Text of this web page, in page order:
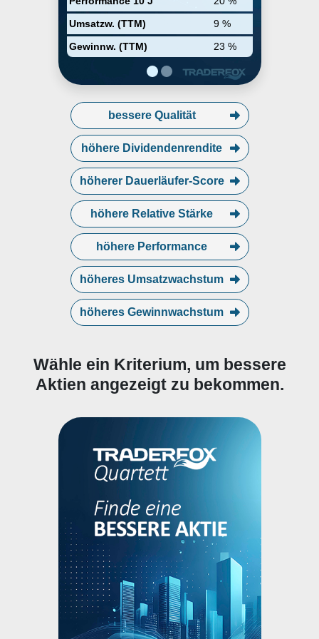
Umsatzw. (TTM)
9 %
Gewinnw. (TTM)
23 %
bessere Qualität
höhere Dividendenrendite
höherer Dauerläufer-Score
höhere Relative Stärke
höhere Performance
höheres Umsatzwachstum
höheres Gewinnwachstum
Wähle ein Kriterium, um bessere
Aktien angezeigt zu bekommen.